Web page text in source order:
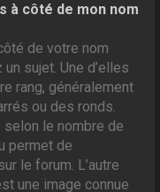
à côté de mon nom
de votre nom
sujet. Une d’elles
rang, généralement
ou des ronds.
selon le nombre de
permet de
le forum. L’autre
une image connue